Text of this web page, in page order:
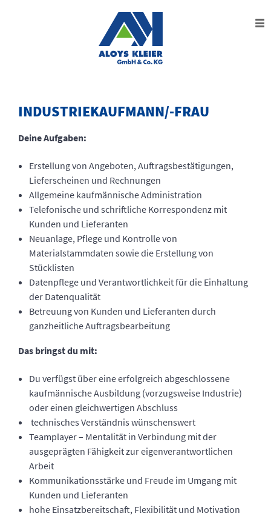
INDUSTRIEKAUFMANN/-FRAU
Deine Aufgaben:
Erstellung von Angeboten, Auftragsbestätigungen,
Lieferscheinen und Rechnungen
Allgemeine kaufmännische Administration
Telefonische und schriftliche Korrespondenz mit
Kunden und Lieferanten
Neuanlage, Pflege und Kontrolle von
Materialstammdaten sowie die Erstellung von
Stücklisten
Datenpflege und Verantwortlichkeit für die Einhaltung
der Datenqualität
Betreuung von Kunden und Lieferanten durch
ganzheitliche Auftragsbearbeitung
Das bringst du mit:
Du verfügst über eine erfolgreich abgeschlossene
kaufmännische Ausbildung (vorzugsweise Industrie)
oder einen gleichwertigen Abschluss
technisches Verständnis wünschenswert
Teamplayer – Mentalität in Verbindung mit der
ausgeprägten Fähigkeit zur eigenverantwortlichen
Arbeit
Kommunikationsstärke und Freude im Umgang mit
Kunden und Lieferanten
hohe Einsatzbereitschaft, Flexibilität und Motivation
Aktuelles
Karriere
Kontakt